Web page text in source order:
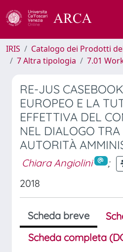
IRIS
Catalogo dei Prodotti
7 Altra tipologia
7.01
RE-JUS
EUROPEO E LA
EFFETTIVA DEL
NEL DIALOGO TRA
AUTORITÀ
Chiara Angiolini
;
2018
Scheda breve
Scheda completa